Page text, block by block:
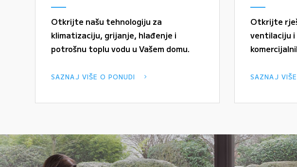
Otkrijte našu tehnologiju za
klimatizaciju, grijanje, hlađenje i
potrošnu toplu vodu u Vašem domu.
SAZNAJ VIŠE O PONUDI
Otkrijte
ventilaciju
SAZNAJ